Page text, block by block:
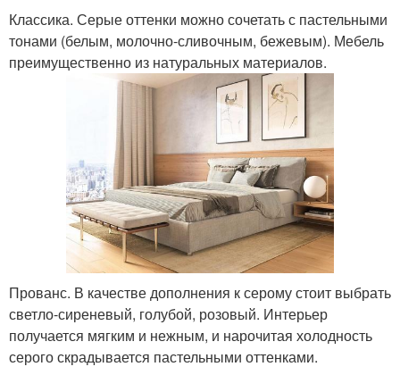
Классика. Серые оттенки можно сочетать с пастельными
тонами (белым, молочно-сливочным, бежевым). Мебель
преимущественно из натуральных материалов.
Прованс. В качестве дополнения к серому стоит выбрать
светло-сиреневый, голубой, розовый. Интерьер
получается мягким и нежным, и нарочитая холодность
серого скрадывается пастельными оттенками.